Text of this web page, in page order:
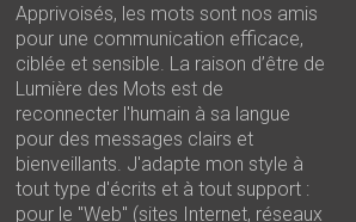
Apprivoisés, les mots sont nos amis
pour une communication efficace,
ciblée et sensible. La raison d’être de
Lumière des Mots est de
reconnecter l'humain à sa langue
pour des messages clairs et
bienveillants. J'adapte mon style à
tout type d'écrits et à tout support :
pour le "Web" (sites Internet, réseaux